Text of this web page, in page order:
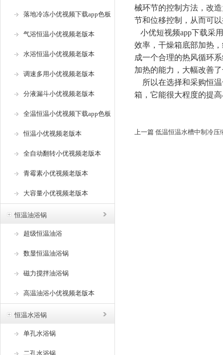
落地冷冻小优视频下载app色板
气浴恒温小优视频老版本
水浴恒温小优视频老版本
调速多用小优视频老版本
分液漏斗小优视频老版本
全温恒温小优视频下载app色板
恒温小优视频老版本
全自动翻转小优视频老版本
青霉素小优视频老版本
大容量小优视频老版本
恒温油浴锅
超级恒温油浴
数显恒温油浴锅
磁力搅拌油浴锅
高温油浴小优视频老版本
恒温水浴锅
单孔水浴锅
二孔水浴锅
械环节的控制方法，
节和位移控制，从而可
小优短视频app下载采
效率，干燥箱底部加热
成一个合理的热风循环系统
加热的能力，大幅改
所以在选择和采购恒
箱，它能很大程度的提
上一篇 低温恒温水槽中制冷压